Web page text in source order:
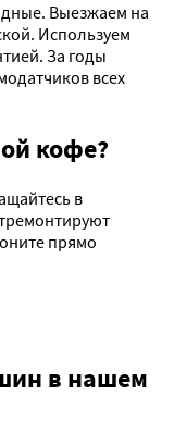
Выезжаем на
Используем
За годы
всех
кофе?
в
прямо
в нашем